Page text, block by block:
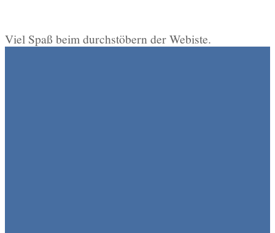
Viel Spaß beim durchstöbern der Webiste.